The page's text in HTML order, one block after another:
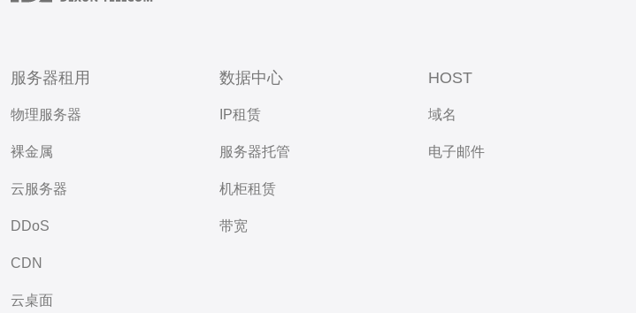
服务器租用
物理服务器
裸金属
云服务器
DDoS
CDN
云桌面
数据中心
IP租赁
服务器托管
机柜租赁
带宽
HOST
域名
电子邮件